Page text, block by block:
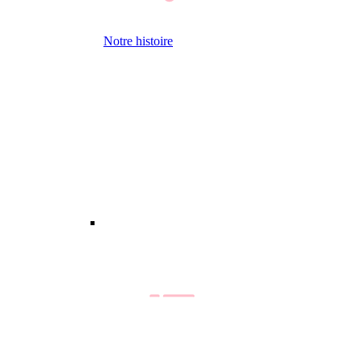
Notre histoire